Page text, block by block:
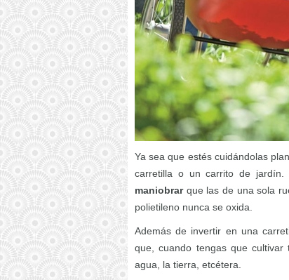
Ya sea que estés cuidándolas
carretilla o un carrito de jardín.
maniobrarque las de una sola
polietileno nunca se oxida.
Además de invertir en una
que, cuando tengas que
agua, la tierra, etcétera.